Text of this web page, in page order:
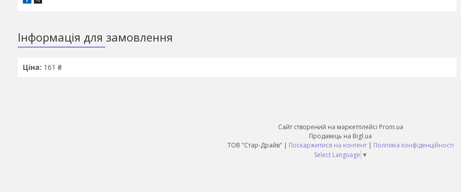
Інформація для замовлення
Ціна: 161 ₴
Сайт створений на маркетплейсі Prom.ua
Продавець на Bigl.ua
ТОВ "Стар-Драйв" | Поскаржитися на контент | Політика конфіденційності
Select Language ▼